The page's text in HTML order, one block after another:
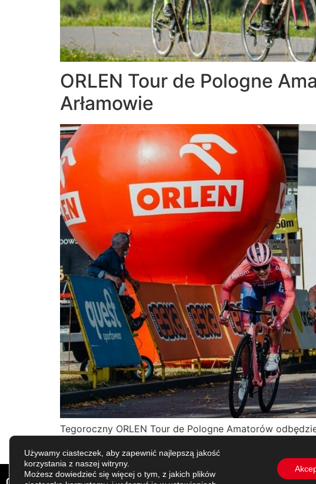
ORLEN Tour de Pologne
Arłamowie
Tegoroczny ORLEN Tour de Pologne Amatorów
zostanie rozegrany na 80-kilometrowej trasie ze
Amatorów Memoriał Ryszarda Szurkowskiego. Zapisy
Używamy ciasteczek, aby zapewnić najlepszą jakość
korzystania z naszej witryny.
Możesz dowiedzieć się więcej o tym, z jakich plików